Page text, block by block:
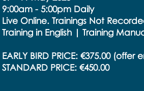
9:00am - 5:00pm Daily
Live Online. Trainings Not
Training in English | Training
EARLY BIRD PRICE: €375.00
STANDARD PRICE: €450.00